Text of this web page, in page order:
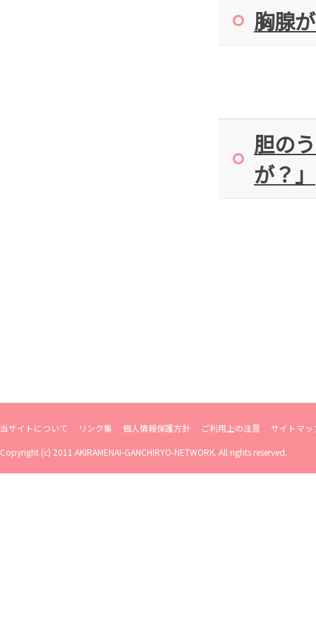
胸腺
胆の
が？」
当サイトについて リンク集 個人情報保護方針 ご利用上の注意
サイトマッ
Copyright (c) 2011 AKIRAMENAI-GANCHIRYO-NETWORK. All rights reserved.